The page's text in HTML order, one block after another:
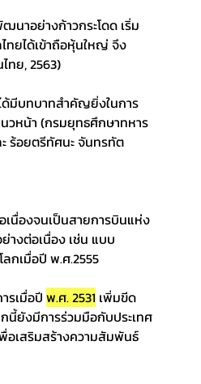
าอย่างก้าวกระโดด เริ่ม
ทยได้เข้าถือหุ้นใหญ่ จึง
ทย, 2563)
ด้มีบทบาทสำคัญยิ่งในการ
วหน้า (กรมยุทธศึกษาทหาร
ร้อยตรีทัศนะ จันทรทัต
เนื่องจนเป็นสายการบินแห่ง
างต่อเนื่อง เช่น แบบ
กเมื่อปี พ.ศ.2555
รเมื่อปี พ.ศ. 2531 เพิ่มขีด
นี้ยังมีการร่วมมือกับประเทศ
อเสริมสร้างความสัมพันธ์